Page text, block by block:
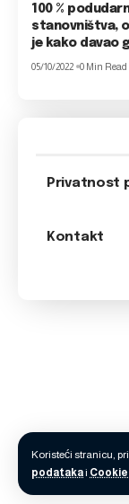
Koristeći stranicu,
podatakai
100 %
stanovništva,
je kako davao
05/10/2022 0 Min Read
Privatnost
Kontakt